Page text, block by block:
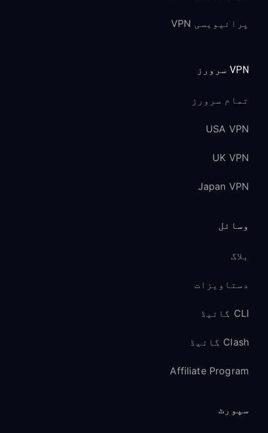
پرائیویسی VPN
VPN سرورز
تمام سرورز
USA VPN
UK VPN
Japan VPN
وسائل
بلاگ
دستاویزات
CLI گائیڈ
Clash گائیڈ
Affiliate Program
سپورٹ